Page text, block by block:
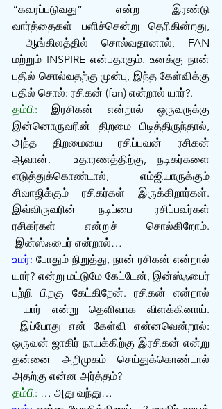
“கவரப்படுவது” என்ற‌ இரண்டு
வார்த்தைகள் பளிச்சென்று தெரிகின்றது,
ஆங்கிலத்தில் சொல்வதானால், FAN
மற்றும் INSPIRE என்பதாகும். உனக்கு நான்
பதில் சொல்வதற்கு முன்பு, இந்த கேள்விக்கு
பதில் சொல்: ரசிகன் (fan) என்றால் யார்?.
தம்பி: இரசிகன் என்றால் ஒருவருக்கு
இன்னொருவரின் திறமை பிடித்திருந்தால்,
அந்த திறமையை ரசிப்பவன் ரசிகன்
ஆவான்.  உதாரணத்திற்கு, நடிகர்களை
எடுத்துக்கொண்டால், எம்ஜியாருக்கும்
சிவாஜிக்கும் ரசிகர்கள் இருக்கிறார்கள்.
இவ்விருவரின் நடிப்பை ரசிப்பவர்கள்
ரசிகர்கள் என்றுச் சொல்கிறோம்.
இன்ஸ்ஃபைர் என்றால்…
உமர்: போதும் நிறுத்து, நான் ரசிகன் என்றால்
யார்? என்று மட்டுமே கேட்டேன், இன்ஸ்ஃபைர்
பற்றி பிறகு கேட்கிறேன். ரசிகன் என்றால்
யார் என்று தெளிவாக விளக்கினாய்.
இப்போது என் கேள்வி என்னவென்றால்:
ஒருவன் ஜாகிர் நாயக்கிற்கு இரசிகன் என்று
தன்னை அறிமுகம் செய்துக்கொண்டால்
அதற்கு என்ன அர்த்தம்?
தம்பி: … அது வந்து…